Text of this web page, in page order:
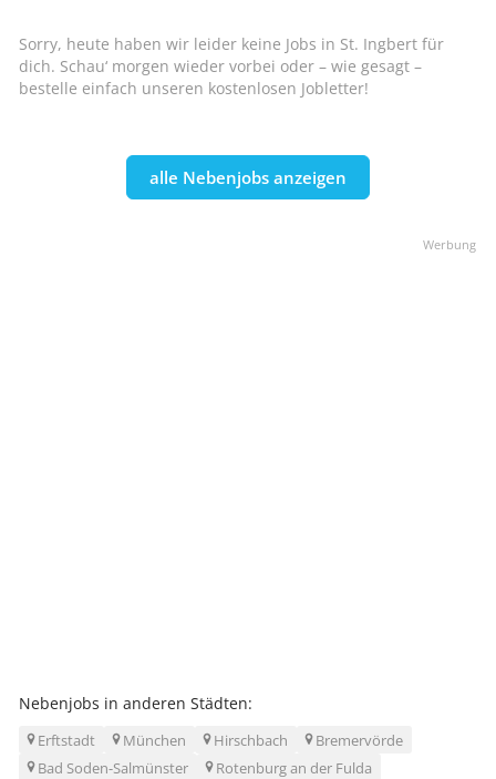
Sorry, heute haben wir leider keine Jobs in St. Ingbert für
dich. Schau‘ morgen wieder vorbei oder – wie gesagt –
bestelle einfach unseren kostenlosen Jobletter!
alle Nebenjobs anzeigen
Nebenjobs in anderen Städten:
Erftstadt München Hirschbach
Bremervörde
Bad Soden-Salmünster
Rotenburg an der Fulda